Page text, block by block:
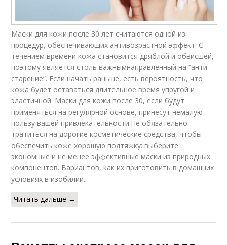
Маски для кожи после 30 лет считаются одной из
процедур, обеспечивающих антивозрастной эффект. С
течением времени кожа становится дряблой и обвисшей,
поэтому является столь важнымнаправленный на “анти-
старение”. Если начать раньше, есть вероятность, что
кожа будет оставаться длительное время упругой и
эластичной. Маски для кожи после 30, если будут
применяться на регулярной основе, принесут немалую
пользу вашей привлекательности.Не обязательно
тратиться на дорогие косметические средства, чтобы
обеспечить коже хорошую подтяжку: выберите
экономные и не менее эффективные маски из природных
компонентов. Вариантов, как их приготовить в домашних
условиях в изобилии.
Читать дальше →